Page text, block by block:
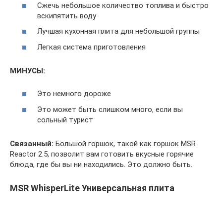
Сжечь небольшое количество топлива и быстро
вскипятить воду
Лучшая кухонная плита для небольшой группы
Легкая система приготовления
МИНУСЫ:
Это немного дороже
Это может быть слишком много, если вы
сольный турист
Связанный: Большой горшок, такой как горшок MSR
Reactor 2.5, позволит вам готовить вкусные горячие
блюда, где бы вы ни находились. Это должно быть.
MSR WhisperLite Универсальная плита